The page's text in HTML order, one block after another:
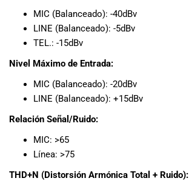
teclados y
accesorios
necesidades
musicales.
Nuestro equipo
de expertos en
instrumento o
MIC (Balanceado): -40dBv
LINE (Balanceado): -5dBv
TEL.: -15dBv
Nivel Máximo de Entrada:
MIC (Balanceado): -20dBv
LINE (Balanceado): +15dBv
Relación Señal/Ruido:
MIC: >65
Línea: >75
THD+N (Distorsión Armónica Total + Ruido):